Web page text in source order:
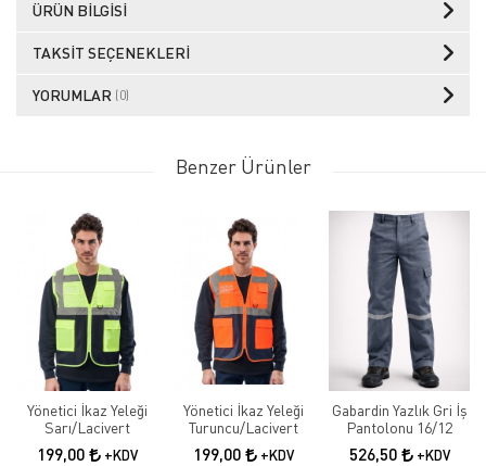
ÜRÜN BILGISI
TAKSIT SEÇENEKLERI
YORUMLAR (0)
Benzer Ürünler
Yönetici İkaz Yeleği
Sarı/Lacivert
199,00 +KDV
Yönetici İkaz Yeleği
Turuncu/Lacivert
199,00 +KDV
Gabardin Yazlık Gri İş
Pantolonu 16/12
526,50 +KDV